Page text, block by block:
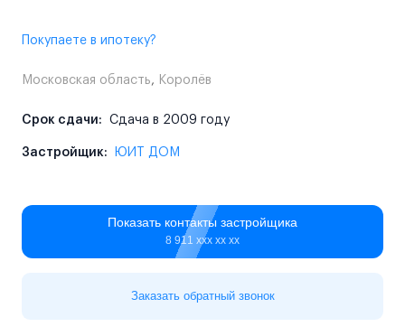
Покупаете в ипотеку?
Московская область, Королёв
Срок сдачи: Сдача в 2009 году
Застройщик: ЮИТ ДОМ
Показать контакты застройщика
8 911 ххх хх хх
Заказать обратный звонок